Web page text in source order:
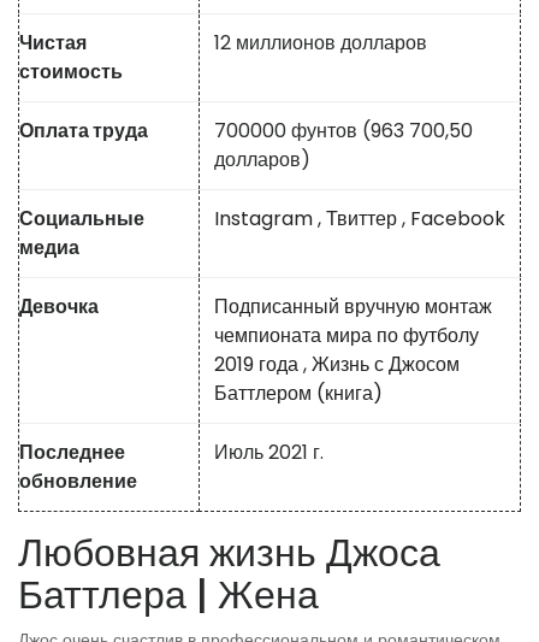
Чистая
стоимость
12 миллионов долларов
Оплата труда
700000 фунтов (963 700,50
долларов)
Социальные
медиа
Instagram,Твиттер, Facebook
Девочка
Подписанный вручную монтаж
чемпионата мира по футболу
2019 года,Жизнь с Джосом
Баттлером (книга)
Последнее
обновление
Июль 2021 г.
Любовная жизнь Джоса
Баттлера | Жена